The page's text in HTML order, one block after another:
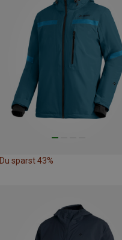
Du sparst 43%